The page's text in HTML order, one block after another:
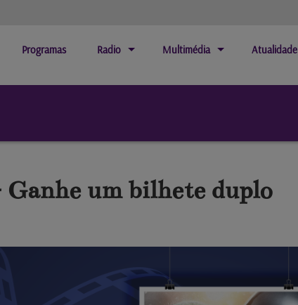
Programas Radio Multimédia Atualidade
um bilhete duplo